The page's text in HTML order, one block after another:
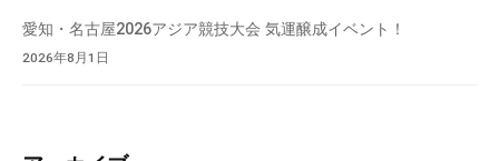
愛知・名古屋2026アジア競技大会 気運醸成イベント！
2026年8月1日